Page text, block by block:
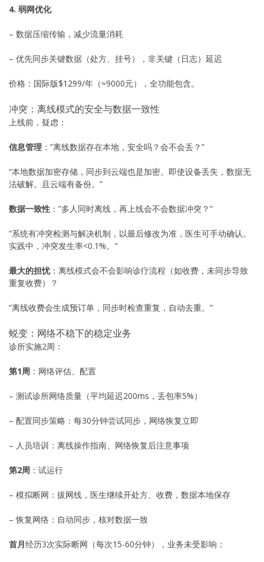
4. 弱网优化
– 数据压缩传输，减少流量消耗
– 优先同步关键数据（处方、挂号），非关键（日志）延迟
价格：国际版$1299/年（≈9000元），全功能包含。
冲突：离线模式的安全与数据一致性
上线前，疑虑：
信息管理 ：”离线数据存在本地，安全吗？会不会丢？”
“本地数据加密存储，同步到云端也是加密。即使设备丢失，数据无
法破解。且云端有备份。”
数据一致性 ：”多人同时离线，再上线会不会数据冲突？”
“系统有冲突检测与解决机制，以最后修改为准，医生可手动确认。
实践中，冲突发生率<0.1%。"
最大的担忧：离线模式会不会影响诊疗流程（如收费，未同步导致
重复收费）？
“离线收费会生成预订单，同步时检查重复，自动去重。”
蜕变：网络不稳下的稳定业务
诊所实施2周：
第1周 ：网络评估、配置
– 测试诊所网络质量（平均延迟200ms，丢包率5%）
– 配置同步策略：每30分钟尝试同步，网络恢复立即
– 人员培训：离线操作指南、网络恢复后注意事项
第2周 ：试运行
– 模拟断网：拔网线，医生继续开处方、收费，数据本地保存
– 恢复网络：自动同步，核对数据一致
首月经历3次实际断网（每次15-60分钟），业务未受影响：